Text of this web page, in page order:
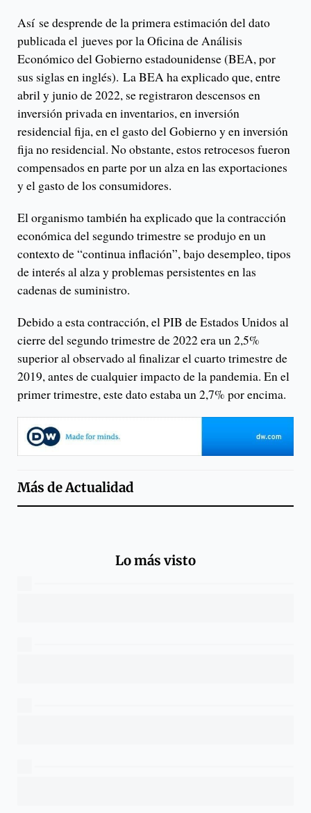
Así se desprende de la primera estimación del dato
publicada el jueves por la Oficina de Análisis
Económico del Gobierno estadounidense (BEA, por
sus siglas en inglés). La BEA ha explicado que, entre
abril y junio de 2022, se registraron descensos en
inversión privada en inventarios, en inversión
residencial fija, en el gasto del Gobierno y en inversión
fija no residencial. No obstante, estos retrocesos fueron
compensados en parte por un alza en las exportaciones
y el gasto de los consumidores.
El organismo también ha explicado que la contracción
económica del segundo trimestre se produjo en un
contexto de “continua inflación”, bajo desempleo, tipos
de interés al alza y problemas persistentes en las
cadenas de suministro.
Debido a esta contracción, el PIB de Estados Unidos al
cierre del segundo trimestre de 2022 era un 2,5%
superior al observado al finalizar el cuarto trimestre de
2019, antes de cualquier impacto de la pandemia. En el
primer trimestre, este dato estaba un 2,7% por encima.
Más deActualidad
Lo más visto